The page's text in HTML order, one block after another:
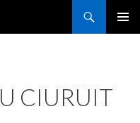
CIURUIT